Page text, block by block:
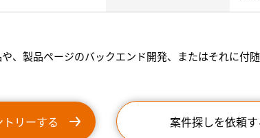
、製品ページのバックエンド開発、またはそれに付
リーする 案件探しを依頼